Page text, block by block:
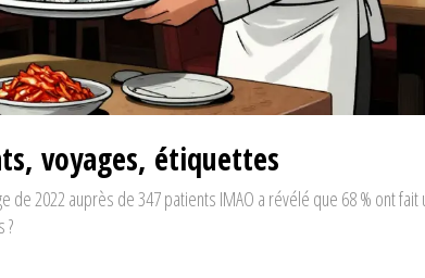
voyages, étiquettes
2022 auprès de 347 patients IMAO a révélé que 68 % ont
?